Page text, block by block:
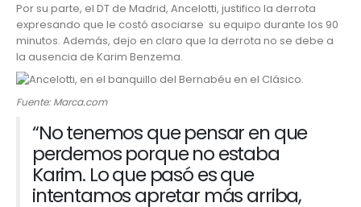
Por su parte, el DT de Madrid, Ancelotti, justifico la derrota
expresando que le costó asociarse su equipo durante los 90
minutos. Además, dejo en claro que la derrota no se debe a
la ausencia de Karim Benzema.
Fuente: Marca.com
“No tenemos que pensar en que
perdemos porque no estaba
Karim. Lo que pasó es que
intentamos apretar más arriba,